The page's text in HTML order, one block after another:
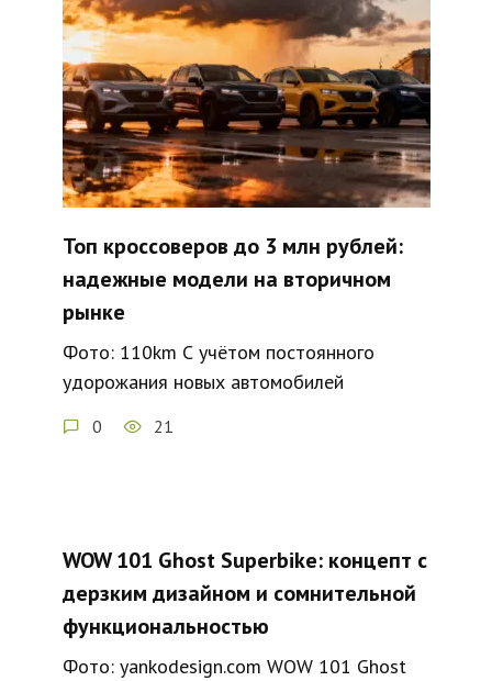
Топ кроссоверов до 3 млн рублей:
надежные модели на вторичном
рынке
Фото: 110km С учётом постоянного
удорожания новых автомобилей
0 21
WOW 101 Ghost Superbike: концепт с
дерзким дизайном и сомнительной
функциональностью
Фото: yankodesign.com WOW 101 Ghost